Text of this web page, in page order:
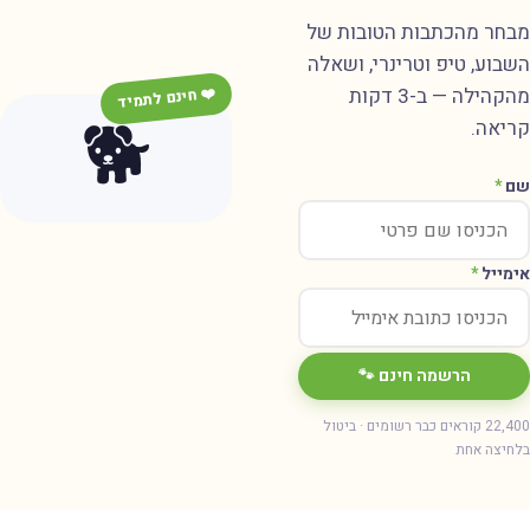
מהכתבות הטובות של
טיפ וטרינרי, ושאלה
מהקהילה — ב-3 דקות
*
*
הרשמה חינם 🐾
22,400 קוראים כבר רשומים · ביטול
אחת
🐕
❤️ חינם לתמיד